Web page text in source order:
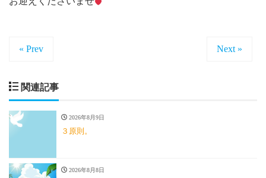
« Prev Next »
関連記事
2026年8月9日
３原則。
2026年8月8日